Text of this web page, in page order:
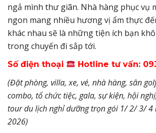
ngả mình thư giãn. Nhà hàng phục vụ
ngon mang nhiều hương vị ẩm thực
khác nhau sẽ là những tiện ích bạn
trong chuyến đi sắp tới.
Số điện thoại Hotline tư vấn:
(Đặt phòng, villa, xe, vé, nhà hàng, sân
combo, tổ chức tiệc, gala, sự kiện, hội
tour du lịch nghỉ dưỡng trọn gói 1/ 2/ 3/ 4
2026)